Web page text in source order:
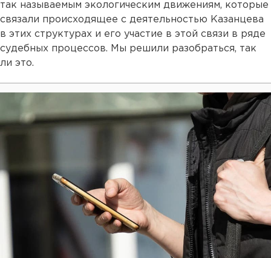
так называемым экологическим движениям, которые
связали происходящее с деятельностью Казанцева
в этих структурах и его участие в этой связи в ряде
судебных процессов. Мы решили разобраться, так
ли это.